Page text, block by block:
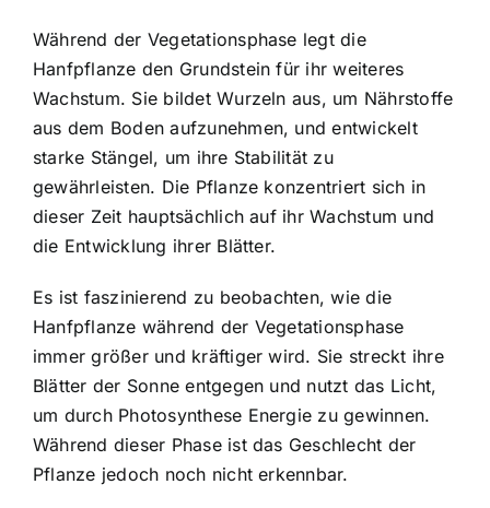
Während der Vegetationsphase legt die
Hanfpflanze den Grundstein für ihr weiteres
Wachstum. Sie bildet Wurzeln aus, um Nährstoffe
aus dem Boden aufzunehmen, und entwickelt
starke Stängel, um ihre Stabilität zu
gewährleisten. Die Pflanze konzentriert sich in
dieser Zeit hauptsächlich auf ihr Wachstum und
die Entwicklung ihrer Blätter.
Es ist faszinierend zu beobachten, wie die
Hanfpflanze während der Vegetationsphase
immer größer und kräftiger wird. Sie streckt ihre
Blätter der Sonne entgegen und nutzt das Licht,
um durch Photosynthese Energie zu gewinnen.
Während dieser Phase ist das Geschlecht der
Pflanze jedoch noch nicht erkennbar.